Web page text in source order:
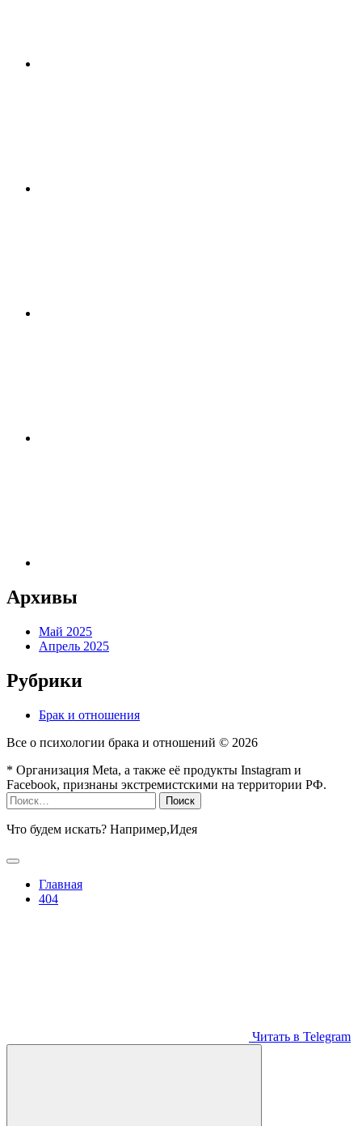
Архивы
Май 2025
Апрель 2025
Рубрики
Брак и отношения
Все о психологии брака и отношений © 2026
* Организация Meta, а также её продукты Instagram и
Facebook, признаны экстремистскими на территории РФ.
Найти:
Что будем искать? Например,Идея
Главная
404
Читать в Telegram